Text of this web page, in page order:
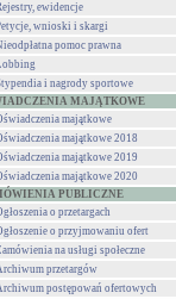
ewidencje
wnioski i skargi
pomoc prawna
i nagrody sportowe
MAJĄTKOWE
majątkowe
majątkowe 2018
majątkowe 2019
majątkowe 2020
PUBLICZNE
o przetargach
o przyjmowaniu ofert
na usługi społeczne
przetargów
postępowań ofertowych